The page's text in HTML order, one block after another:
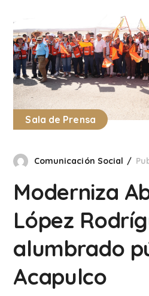
Sala de Prensa
Comunicación Social
Moderniza
López
alumbrado
Acapulco